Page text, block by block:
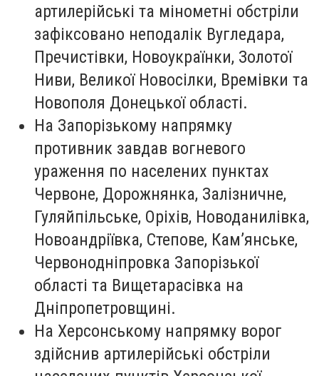
артилерійські та мінометні обстріли
зафіксовано неподалік Вугледара,
Пречистівки, Новоукраїнки, Золотої
Ниви, Великої Новосілки, Времівки та
Новополя Донецької області.
На Запорізькому напрямку
противник завдав вогневого
ураження по населених пунктах
Червоне, Дорожнянка, Залізничне,
Гуляйпільське, Оріхів, Новоданилівка,
Новоандріївка, Степове, Кам’янське,
Червонодніпровка Запорізької
області та Вищетарасівка на
Дніпропетровщині.
На Херсонському напрямку ворог
здійснив артилерійські обстріли